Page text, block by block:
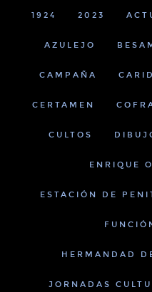
1924 2023
AZULEJO
CAMPAÑA
CERTAMEN
CULTOS
ENRIQUE
ESTACIÓN DE
HERMANDAD
JORNADAS